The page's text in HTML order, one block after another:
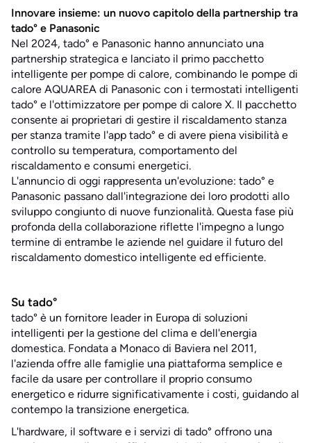
Innovare insieme: un nuovo capitolo della partnership tra
tado° e Panasonic
Nel 2024, tado° e Panasonic hanno annunciato una
partnership strategica e lanciato il primo pacchetto
intelligente per pompe di calore, combinando le pompe di
calore AQUAREA di Panasonic con i termostati intelligenti
tado° e l'ottimizzatore per pompe di calore X. Il pacchetto
consente ai proprietari di gestire il riscaldamento stanza
per stanza tramite l'app tado° e di avere piena visibilità e
controllo su temperatura, comportamento del
riscaldamento e consumi energetici.
L'annuncio di oggi rappresenta un'evoluzione: tado° e
Panasonic passano dall'integrazione dei loro prodotti allo
sviluppo congiunto di nuove funzionalità. Questa fase più
profonda della collaborazione riflette l'impegno a lungo
termine di entrambe le aziende nel guidare il futuro del
riscaldamento domestico intelligente ed efficiente.
Su tado°
tado° è un fornitore leader in Europa di soluzioni
intelligenti per la gestione del clima e dell'energia
domestica. Fondata a Monaco di Baviera nel 2011,
l'azienda offre alle famiglie una piattaforma semplice e
facile da usare per controllare il proprio consumo
energetico e ridurre significativamente i costi, guidando al
contempo la transizione energetica.
L'hardware, il software e i servizi di tado° offrono una